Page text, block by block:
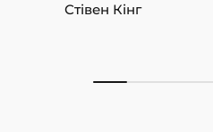
Стівен Кінг